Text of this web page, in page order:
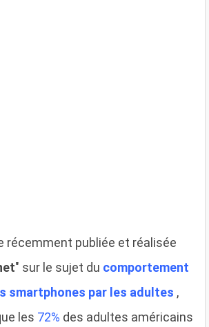
récemment publiée et réalisée
" sur le sujet du comportement
smartphones par les adultes ,
les 72% des adultes américains